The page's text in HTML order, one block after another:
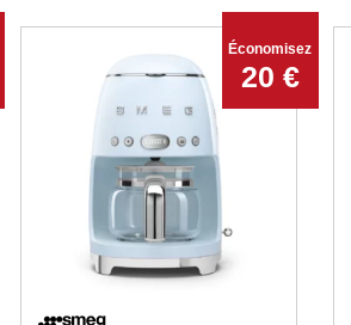
Économisez
20 €